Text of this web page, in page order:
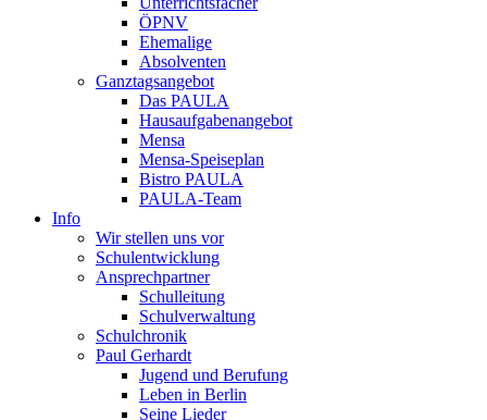
ÖPNV
Ehemalige
Absolventen
Ganztagsangebot
Das PAULA
Hausaufgabenangebot
Mensa
Mensa-Speiseplan
Bistro PAULA
PAULA-Team
Info
Wir stellen uns vor
Schulentwicklung
Ansprechpartner
Schulleitung
Schulverwaltung
Schulchronik
Paul Gerhardt
Jugend und Berufung
Leben in Berlin
Seine Lieder